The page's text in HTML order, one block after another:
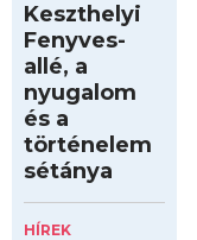
Keszthelyi
Fenyves-
allé, a
nyugalom
és a
történelem
sétánya
HÍREK